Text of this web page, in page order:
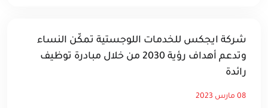
شركة ايجكس للخدمات اللوجستية تمكّن النساء
وتدعم أهداف رؤية 2030 من خلال مبادرة توظيف
رائدة
08 مارس 2023